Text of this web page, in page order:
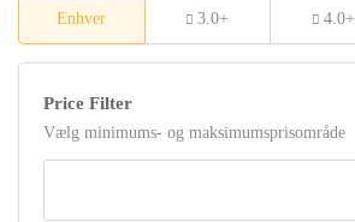
Enhver 3.0+ 4.0+
Price Filter
Vælg minimums- og maksimumsprisområde